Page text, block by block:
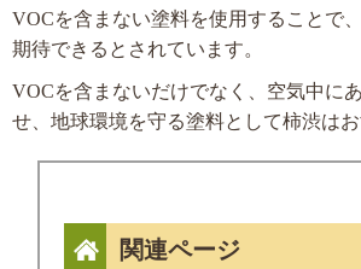
VOCを含まない塗料を使用することで
期待できるとされています。
VOCを含まないだけでなく、空気中に
せ、地球環境を守る塗料として柿渋はお
関連ページ